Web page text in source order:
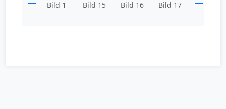
Bild 1 Bild 15 Bild 16 Bild 17